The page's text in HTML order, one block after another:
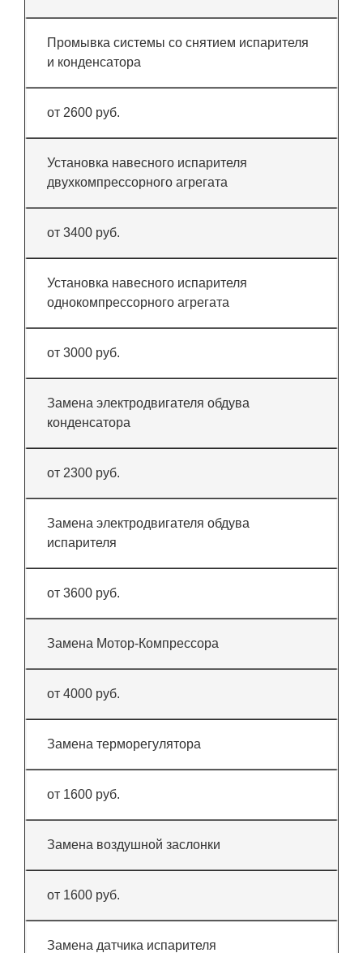
Промывка системы со снятием испарителя
и конденсатора
от 2600 руб.
Установка навесного испарителя
двухкомпрессорного агрегата
от 3400 руб.
Установка навесного испарителя
однокомпрессорного агрегата
от 3000 руб.
Замена электродвигателя обдува
конденсатора
от 2300 руб.
Замена электродвигателя обдува
испарителя
от 3600 руб.
Замена Мотор-Компрессора
от 4000 руб.
Замена терморегулятора
от 1600 руб.
Замена воздушной заслонки
от 1600 руб.
Замена датчика испарителя